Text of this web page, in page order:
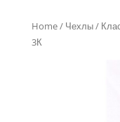
Home/ Чехлы/
3К